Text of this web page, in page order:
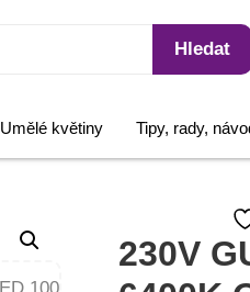
Hledat
Umělé květiny Tipy, rady,
230V